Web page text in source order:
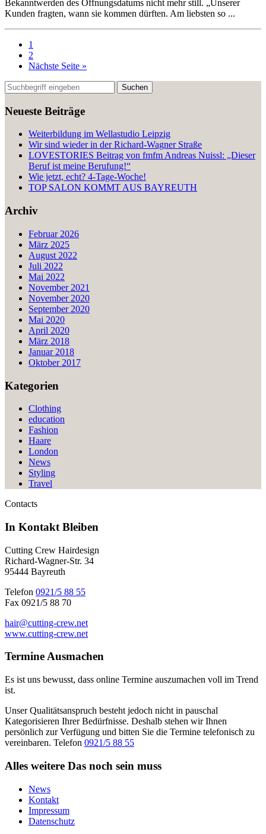
Bekanntwerden des Öffnungsdatums nicht mehr still. „Unserer
Kunden fragten, wann sie kommen dürften. Am liebsten so ...
1
2
Nächste Seite »
Neueste Beiträge
Weiterbildung im Wellastudio Leipzig
Wir sind wieder in der Richard-Wagner Straße
LOVESTORIES Beitrag von fmfm Andreas Nuissl: „Dieser
Beruf ist meine Berufung!“
Wie jetzt, echt? 4-Tage-Woche!
TOP SALON KOMMT AUS BAYREUTH
Archiv
Februar 2026
März 2025
August 2022
Juli 2022
Mai 2022
November 2021
November 2020
September 2020
Mai 2020
April 2020
März 2018
Januar 2018
Oktober 2017
Kategorien
Clothing
education
Fashion
Haare
London
News
Styling
Travel
Contacts
In Kontakt Bleiben
Cutting Crew Hairdesign
Richard-Wagner-Str. 34
95444 Bayreuth
Telefon 0921/5 88 55
Fax 0921/5 88 70
hair@cutting-crew.net
www.cutting-crew.net
TermineAusmachen
Es ist uns bewusst, dass online Termine auszumachen voll im Trend
ist.
Unser Qualitätsanspruch besteht jedoch nicht in pauschal
Kategorisieren Ihrer Bedürfnisse. Deshalb stehen wir Ihnen
persönlich zur Verfügung und bitten Sie die Termine telefonisch zu
vereinbaren. Telefon 0921/5 88 55
Alles weitere Das noch sein muss
News
Kontakt
Impressum
Datenschutz